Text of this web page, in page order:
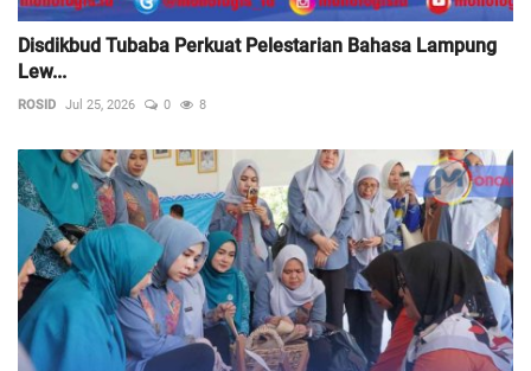
Disdikbud Tubaba Perkuat Pelestarian Bahasa Lampung
Lew...
ROSID Jul 25, 2026 0 8